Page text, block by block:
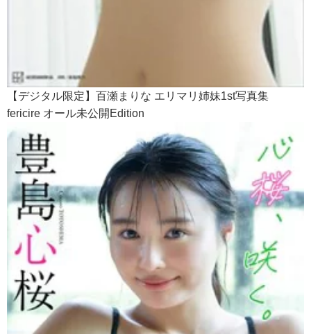
【デジタル限定】百瀬まりな エリマリ姉妹1st写真集
fericire オール未公開Edition